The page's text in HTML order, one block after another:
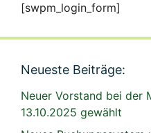
[swpm_login_form]
Neueste Beiträge:
Neuer Vorstand bei der
13.10.2025 gewählt